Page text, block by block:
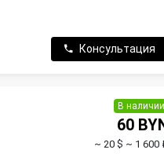
Консультация
В наличии
60
~ 20 $ ~ 1 600